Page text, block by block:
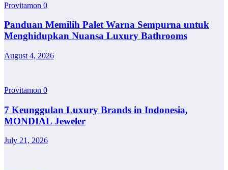
Provitamon 0
Panduan Memilih Palet Warna Sempurna untuk
Menghidupkan Nuansa Luxury Bathrooms
August 4, 2026
Provitamon 0
7 Keunggulan Luxury Brands in Indonesia,
MONDIAL Jeweler
July 21, 2026